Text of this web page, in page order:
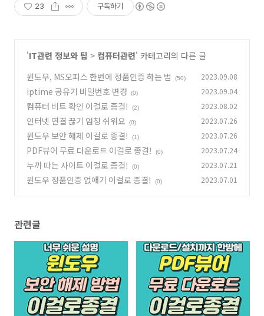
23 구독하기
'IT관련 정보와 팁 > 컴퓨터관련' 카테고리의 다른 글
윈도우, MS오피스 한번에 정품인증 하는 법
(50) 2023.09.08
iptime 공유기 비밀번호 변경 (0) 2023.09.04
컴퓨터 비트 확인 이걸로 종결! (2) 2023.08.02
인터넷 연결 끊기 엄청 쉬워요 (0) 2023.07.26
윈도우 보안 해제 이걸로 종결! (1) 2023.07.26
PDF뷰어 무료 다운로드 이걸로 종결! (0) 2023.07.24
누끼 따는 사이트 이걸로 종결! (0) 2023.07.21
윈도우 정품인증 없애기 이걸로 종결! (0) 2023.07.01
관련글